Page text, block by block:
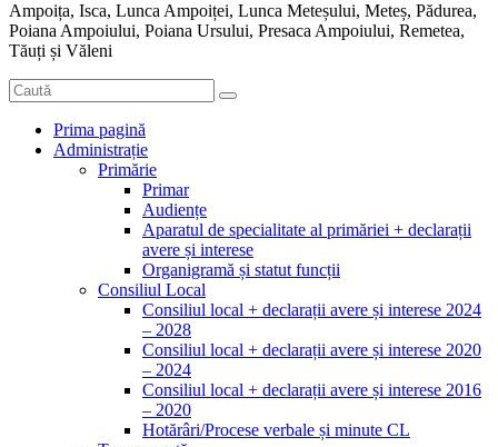
Ampoița, Isca, Lunca Ampoiței, Lunca Meteșului, Meteș, Pădurea,
Poiana Ampoiului, Poiana Ursului, Presaca Ampoiului, Remetea,
Tăuți și Văleni
Prima pagină
Administrație
Primărie
Primar
Audiențe
Aparatul de specialitate al primăriei + declarații
avere și interese
Organigramă și statut funcții
Consiliul Local
Consiliul local + declarații avere și interese 2024
– 2028
Consiliul local + declarații avere și interese 2020
– 2024
Consiliul local + declarații avere și interese 2016
– 2020
Hotărâri/Procese verbale și minute CL